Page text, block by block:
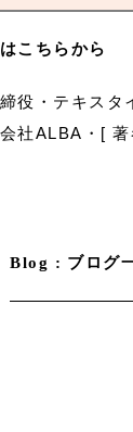
こちらから
役・テキスタ
会社ALBA・[著
Blog : ブログ